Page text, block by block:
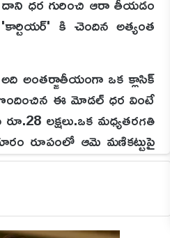
కి చెందిన అత్యంత
అంతర్జాతీయంగా ఒక క్లాసిక్
ఈ మోడల్ ధర వింటే
లక్షలు.ఒక మధ్యతరగతి
రూపంలో ఆమె మణికట్టుపై
ధర చూసి నోరెళ్లబెడుతుంటే,
లక్షల వాచ్ చాలా సాధారణమైన